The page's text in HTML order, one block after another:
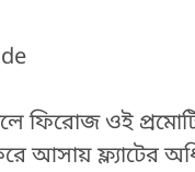
ফিরোজ ওই
আসায় ফ্ল্যাটের
/ JS Code